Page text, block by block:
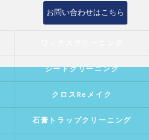
お問い合わせはこちら
シートクリーニング
クロスReメイク
石膏トラップクリーニング